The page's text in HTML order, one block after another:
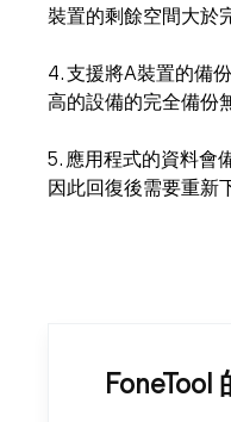
裝置的剩餘空間大於
4. 支援將A裝置的備
高的設備的完全備份
5. 應用程式的資料會
因此回復後需要重新
FoneTool